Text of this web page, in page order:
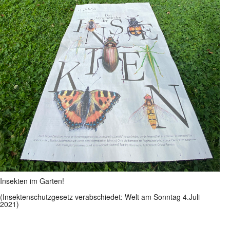
Insekten im Garten!
(Insektenschutzgesetz verabschiedet: Welt am Sonntag 4.Juli
2021)